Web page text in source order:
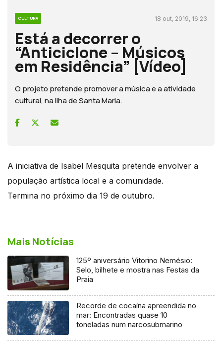
CULTURA 18 out, 2019, 16:23
Está a decorrer o
“Anticiclone – Músicos
em Residência” [Vídeo]
O projeto pretende promover a música e a atividade
cultural, na ilha de Santa Maria.
A iniciativa de Isabel Mesquita pretende envolver a
população artística local e a comunidade.
Termina no próximo dia 19 de outubro.
Mais Notícias
125º aniversário Vitorino Nemésio:
Selo, bilhete e mostra nas Festas da
Praia
Recorde de cocaína apreendida no
mar: Encontradas quase 10
toneladas num narcosubmarino